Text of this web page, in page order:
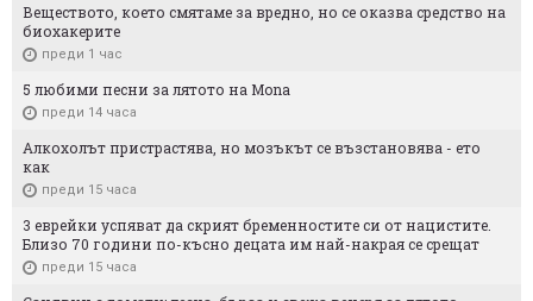
Веществото, което смятаме за вредно, но се оказва средство на
биохакерите
преди 1 час
5 любими песни за лятото на Mona
преди 14 часа
Алкохолът пристрастява, но мозъкът се възстановява - ето
как
преди 15 часа
3 еврейки успяват да скрият бременностите си от нацистите.
Близо 70 години по-късно децата им най-накрая се срещат
преди 15 часа